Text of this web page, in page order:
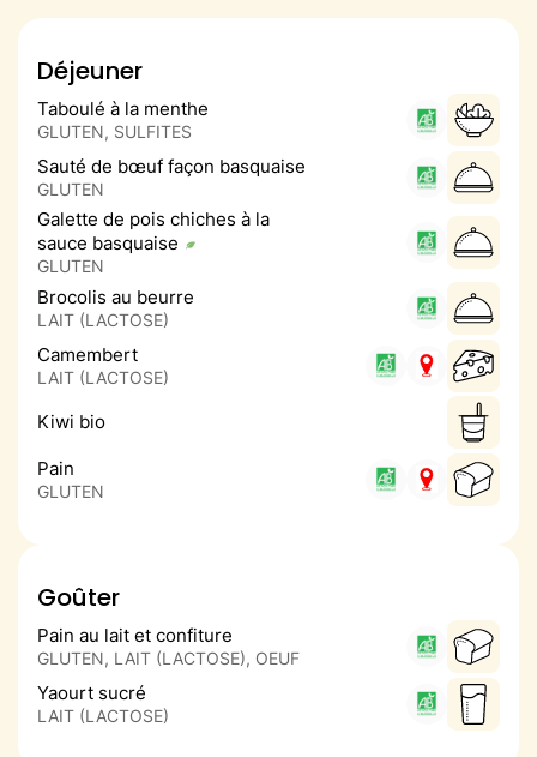
Déjeuner
Taboulé à la menthe
GLUTEN, SULFITES
Sauté de bœuf façon basquaise
GLUTEN
Galette de pois chiches à la
sauce basquaise
GLUTEN
Brocolis au beurre
LAIT (LACTOSE)
Camembert
LAIT (LACTOSE)
Kiwi bio
Pain
GLUTEN
Goûter
Pain au lait et confiture
GLUTEN, LAIT (LACTOSE), OEUF
Yaourt sucré
LAIT (LACTOSE)